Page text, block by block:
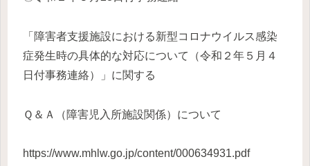
「障害者支援施設における新型コロナウイルス感染
症発生時の具体的な対応について（令和２年５月４
日付事務連絡）」に関する
Ｑ＆Ａ（障害児入所施設関係）について
https://www.mhlw.go.jp/content/000634931.pdf